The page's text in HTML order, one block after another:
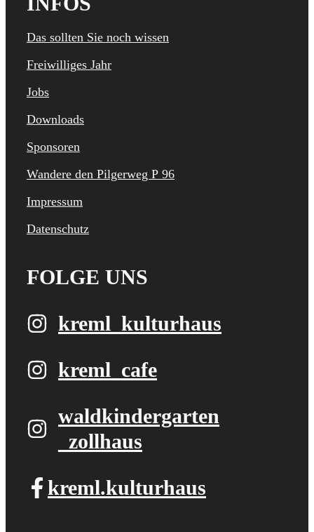
Das sollten Sie noch wissen
Freiwilliges Jahr
Jobs
Downloads
Sponsoren
Wandere den Pilgerweg P 96
Impressum
Datenschutz
FOLGE UNS
kreml_kulturhaus
kreml_cafe
waldkindergarten​
_zollhaus
kreml.kulturhaus